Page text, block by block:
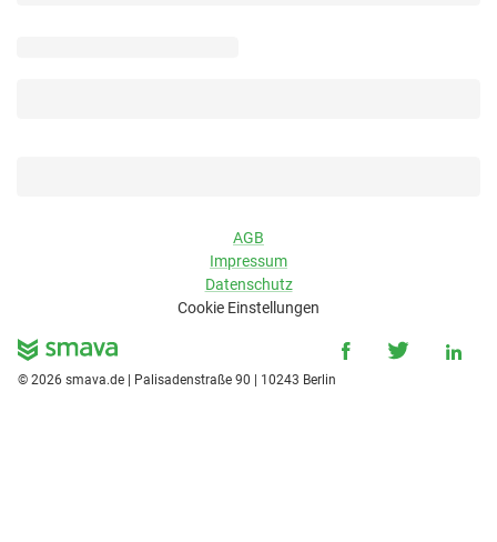
AGB
Impressum
Datenschutz
Cookie Einstellungen
© 2026 smava.de | Palisadenstraße 90 | 10243 Berlin